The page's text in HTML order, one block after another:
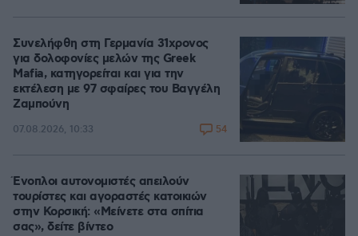
Συνελήφθη στη Γερμανία 31χρονος
για δολοφονίες μελών της Greek
Mafia, κατηγορείται και για την
εκτέλεση με 97 σφαίρες του Βαγγέλη
Ζαμπούνη
07.08.2026, 10:33 54
Ένοπλοι αυτονομιστές απειλούν
τουρίστες και αγοραστές κατοικιών
στην Κορσική: «Μείνετε στα σπίτια
σας», δείτε βίντεο